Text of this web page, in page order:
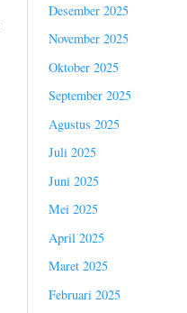
Desember 2025
November 2025
Oktober 2025
September 2025
Agustus 2025
Juli 2025
Juni 2025
Mei 2025
April 2025
Maret 2025
Februari 2025